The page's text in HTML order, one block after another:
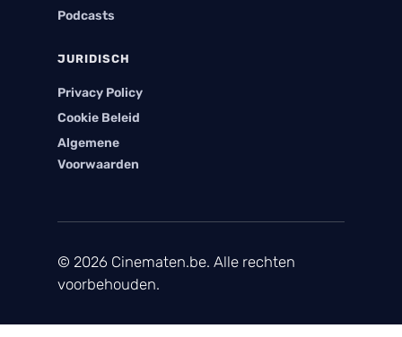
Podcasts
JURIDISCH
Privacy Policy
Cookie Beleid
Algemene
Voorwaarden
© 2026 Cinematen.be. Alle rechten
voorbehouden.